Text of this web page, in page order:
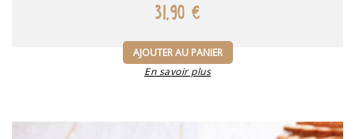
31,90 €
AJOUTER AU PANIER
En savoir plus